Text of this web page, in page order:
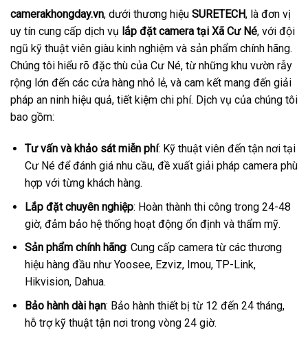
camerakhongday.vn, dưới thương hiệu SURETECH, là đơn vị
uy tín cung cấp dịch vụ lắp đặt camera tại Xã Cư Né, với đội
ngũ kỹ thuật viên giàu kinh nghiệm và sản phẩm chính hãng.
Chúng tôi hiểu rõ đặc thù của Cư Né, từ những khu vườn rẫy
rộng lớn đến các cửa hàng nhỏ lẻ, và cam kết mang đến giải
pháp an ninh hiệu quả, tiết kiệm chi phí. Dịch vụ của chúng tôi
bao gồm:
Tư vấn và khảo sát miễn phí: Kỹ thuật viên đến tận nơi tại
Cư Né để đánh giá nhu cầu, đề xuất giải pháp camera phù
hợp với từng khách hàng.
Lắp đặt chuyên nghiệp: Hoàn thành thi công trong 24-48
giờ, đảm bảo hệ thống hoạt động ổn định và thẩm mỹ.
Sản phẩm chính hãng: Cung cấp camera từ các thương
hiệu hàng đầu như Yoosee, Ezviz, Imou, TP-Link,
Hikvision, Dahua.
Bảo hành dài hạn: Bảo hành thiết bị từ 12 đến 24 tháng,
hỗ trợ kỹ thuật tận nơi trong vòng 24 giờ.